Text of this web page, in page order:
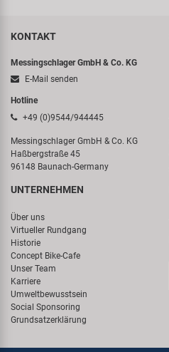
KONTAKT
Messingschlager GmbH & Co. KG
E-Mail senden
Hotline
+49 (0)9544/944445
Messingschlager GmbH & Co. KG
Haßbergstraße 45
96148 Baunach-Germany
UNTERNEHMEN
Über uns
Virtueller Rundgang
Historie
Concept Bike-Cafe
Unser Team
Karriere
Umweltbewusstsein
Social Sponsoring
Grundsatzerklärung